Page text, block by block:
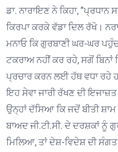
ਡਾ. ਨਾਰਾਇਣ ਨੇ ਕਿਹਾ, ”ਪ੍ਰਧਾਨ
ਕਿਰਪਾ ਕਰਕੇ ਵੱਡਾ ਦਿਲ ਰੱਖੋ।
ਮਨਾਓ ਕਿ ਗੁਰਬਾਣੀ ਘਰ-ਘਰ
ਟਕਰਾਅ ਨਹੀਂ ਕਰ ਰਹੇ, ਸਗੋਂ ਬਿਨਾਂ
ਪ੍ਰਚਾਰ ਕਰਨ ਲਈ ਹੱਥ ਵਧਾ ਰਹੇ
ਇਹ ਸੇਵਾ ਜਾਰੀ ਰੱਖਣ ਦੀ ਇਜਾਜ਼ਤ
ਉਨ੍ਹਾਂ ਦੱਸਿਆ ਕਿ ਜਦੋਂ ਬੀਤੀ
ਬਾਅਦ ਜੀ.ਟੀ.ਸੀ. ਦੇ ਦਰਸ਼ਕਾਂ ਨੂੰ
ਮਿਲਿਆ, ਤਾਂ ਦੇਸ਼-ਵਿਦੇਸ਼ ਦੀ ਸੰਗਤ